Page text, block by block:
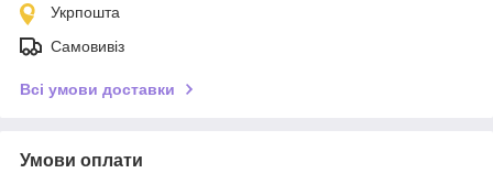
Укрпошта
Самовивіз
Всі умови доставки
Умови оплати